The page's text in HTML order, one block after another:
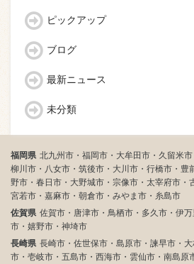
ピックアップ
ブログ
最新ニュース
未分類
福岡県 北九州市・福岡市・大牟田市・久留米
柳川市・八女市・筑後市・大川市・行橋市・豊
野市・春日市・大野城市・宗像市・太宰府市・
宮若市・嘉麻市・朝倉市・みやま市・糸島市
佐賀県 佐賀市・唐津市・鳥栖市・多久市・伊
市・嬉野市・神埼市
長崎県 長崎市・佐世保市・島原市・諫早市・
市・壱岐市・五島市・西海市・雲仙市・南島原